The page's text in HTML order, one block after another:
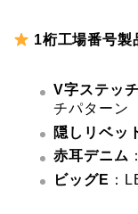
1桁工場番号製
V字ステッチ
チパターン
隠しリベッ
赤耳デニム
ビッグE ：